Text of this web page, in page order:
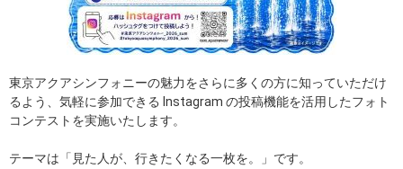
東京アクアシンフォニーの魅力をさらに多くの方に知っていただけ
るよう、気軽に参加できる Instagram の投稿機能を活用したフォト
コンテストを実施いたします。
テーマは「見た人が、行きたくなる一枚を。」です。